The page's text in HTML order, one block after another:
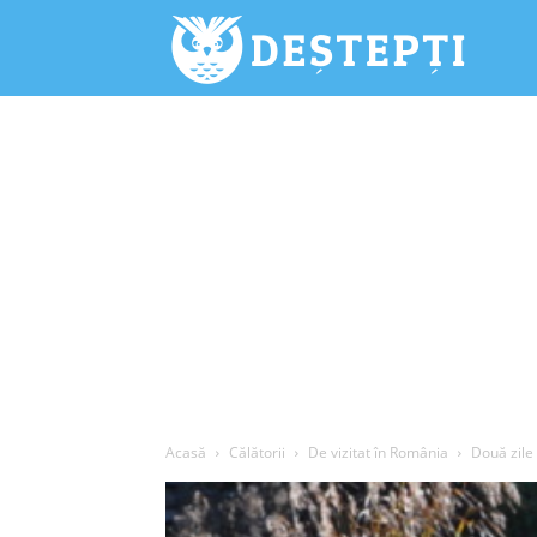
Acasă Călătorii De vizitat în România Două